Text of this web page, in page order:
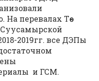
перевалах Төө-
2019гг. все ДЭПы
и ГСМ.